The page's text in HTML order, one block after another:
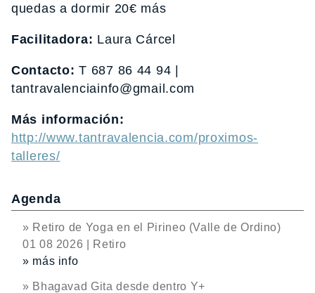
quedas a dormir 20€ más
Facilitadora: Laura Cárcel
Contacto: T 687 86 44 94 |
tantravalenciainfo@gmail.com
Más información:
http://www.tantravalencia.com/proximos-
talleres/
Agenda
» Retiro de Yoga en el Pirineo (Valle de Ordino)
01 08 2026 | Retiro
» más info
» Bhagavad Gita desde dentro Y+